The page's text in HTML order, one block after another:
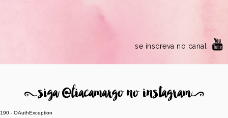
se inscreva no canal
8siga @liacamargo no instagram9
190 - OAuthException